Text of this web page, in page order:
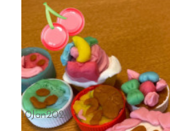
10Jan2024